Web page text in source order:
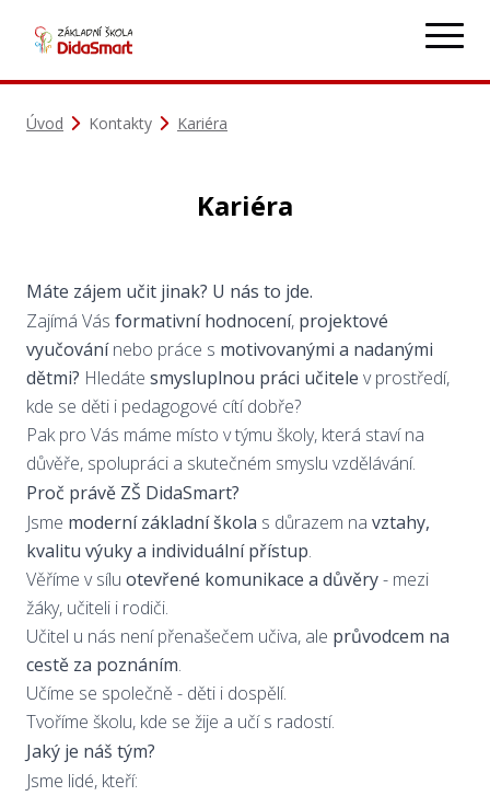
Úvod Kontakty Kariéra
Kariéra
Máte zájem učit jinak? U nás to jde.
Zajímá Vás formativní hodnocení, projektové
vyučovánínebo práce s motivovanými a nadanými
dětmi? Hledáte smysluplnou práci učitele v prostředí,
kde se děti i pedagogové cítí dobře?
Pak pro Vás máme místo v týmu školy, která staví na
důvěře, spolupráci a skutečném smyslu vzdělávání.
Proč právě ZŠ DidaSmart?
Jsme moderní základní škola s důrazem na vztahy,
kvalitu výuky a individuální přístup.
Věříme v sílu otevřené komunikace a důvěry- mezi
žáky, učiteli i rodiči.
Učitel u nás není přenašečem učiva, ale průvodcem na
cestě za poznáním.
Učíme se společně - děti i dospělí.
Tvoříme školu, kde se žije a učí s radostí.
Jaký je náš tým?
Jsme lidé, kteří: